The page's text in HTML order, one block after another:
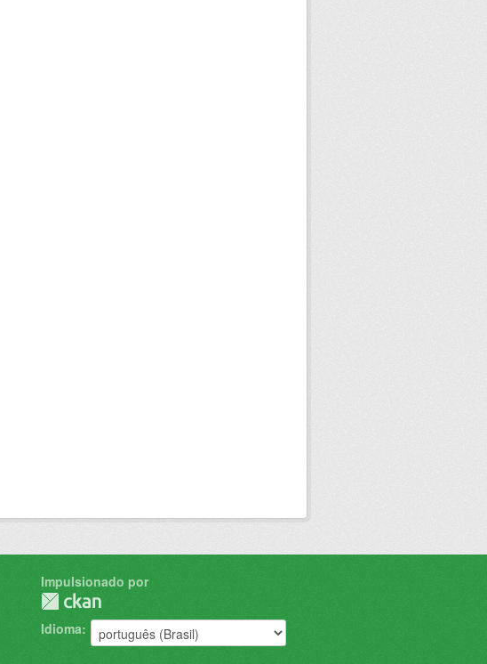
Impulsionado por
Idioma